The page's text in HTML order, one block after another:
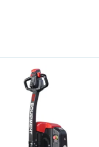
product
meerdere
variaties.